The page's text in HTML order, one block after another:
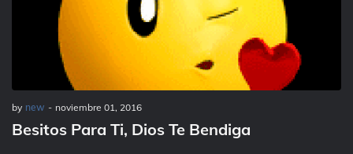
by new - noviembre 01, 2016
Besitos Para Ti, Dios Te Bendiga